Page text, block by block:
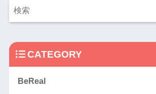
CATEGORY
BeReal